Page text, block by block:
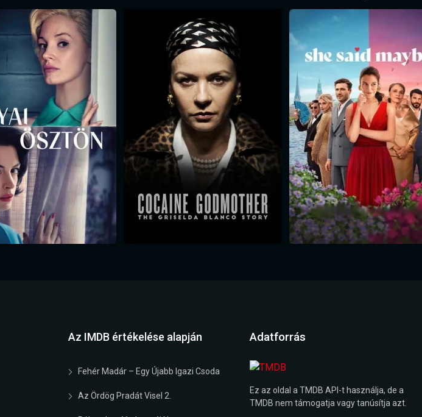
Az IMDB értékelése alapján
Fehér Madár – Egy Újabb Igazi Csoda
Az Ördög Pradát Visel 2.
Adatforrás
Ez az oldal a TMDB API-t használja, de a
TMDB nem támogatja vagy tanúsítja azt.